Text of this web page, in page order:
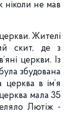
ніколи не мав
Жителі
скит, де з
церкви. Із
збудована
церква в ім’я
мала 35
Лютіж -